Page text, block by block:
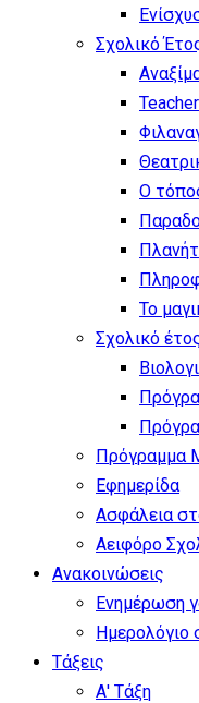
Σχολικό
Ο
Το
Σχολικό
Πρόγραμμα
Εφημερίδα
Ασφάλεια
Αειφόρο
Ανακοινώσεις
Ενημέρωση
Ημερολόγιο
Τάξεις
Α' Τάξη